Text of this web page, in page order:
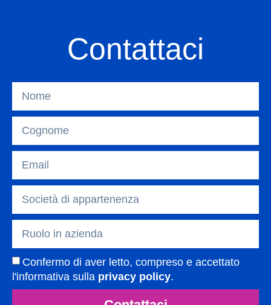
Contattaci
Confermo di aver letto, compreso e accettato
l'informativa sulla privacy policy.